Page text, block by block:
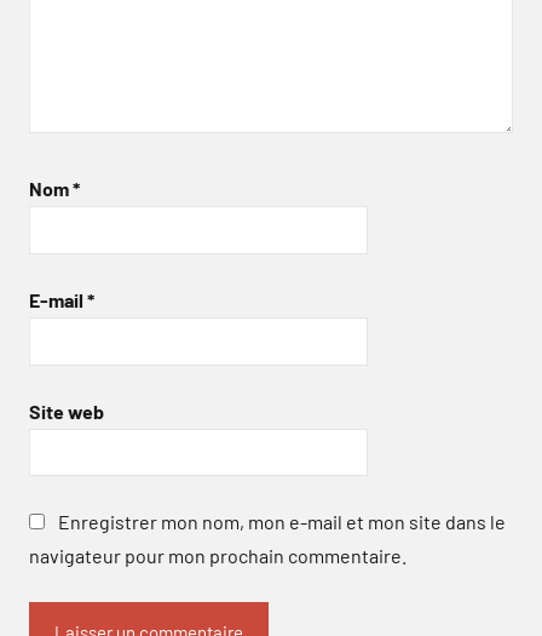
Nom*
E-mail *
Site web
Enregistrer mon nom, mon e-mail et mon site dans le
navigateur pour mon prochain commentaire.